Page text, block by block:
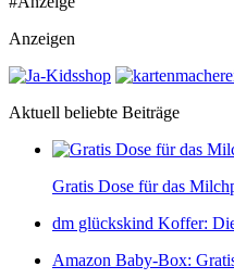
Anzeigen
Aktuell beliebte Beiträge
Gratis Dose für das
dm glückskind Koffer:
Amazon Baby-Box: